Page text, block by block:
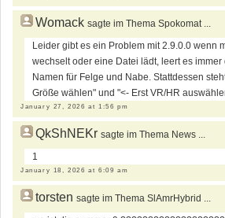
Womack sagte im Thema Spokomat ...
Leider gibt es ein Problem mit 2.9.0.0 wenn
wechselt oder eine Datei lädt, leert es immer
Namen für Felge und Nabe. Stattdessen
Größe wählen" und "<- Erst VR/HR
January 27, 2026 at 1:56 pm
QkShNEKr sagte im Thema News ...
1
January 18, 2026 at 6:09 am
torsten sagte im Thema SlAmrHybrid ...